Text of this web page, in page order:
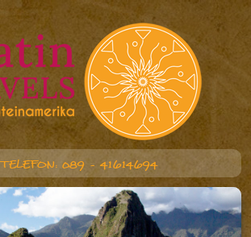
TELEFON: 089 - 41614694